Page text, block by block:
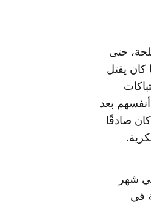
حتى
كان يقتل
أنفسهم بعد
صادقًا
شهر
في